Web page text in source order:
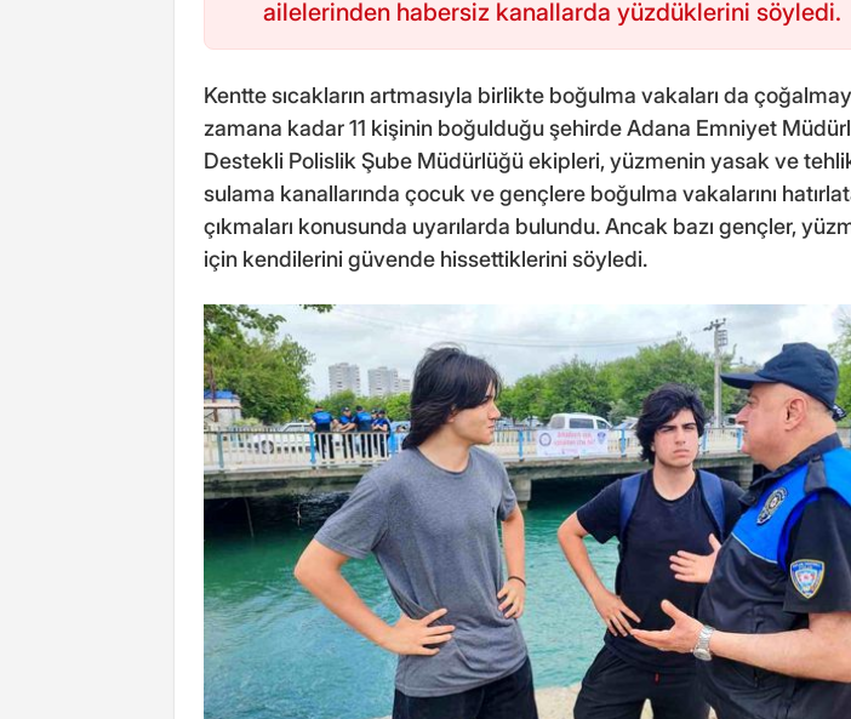
ailelerinden habersiz kanallarda yüzdüklerini söyledi.
Kentte sıcakların artmasıyla birlikte boğulma vakaları da
zamana kadar 11 kişinin boğulduğu şehirde Adana Emniyet
Destekli Polislik Şube Müdürlüğü ekipleri, yüzmenin yasak ve
sulama kanallarında çocuk ve gençlere boğulma vakalarını
çıkmaları konusunda uyarılarda bulundu. Ancak bazı gençler,
için kendilerini güvende hissettiklerini söyledi.